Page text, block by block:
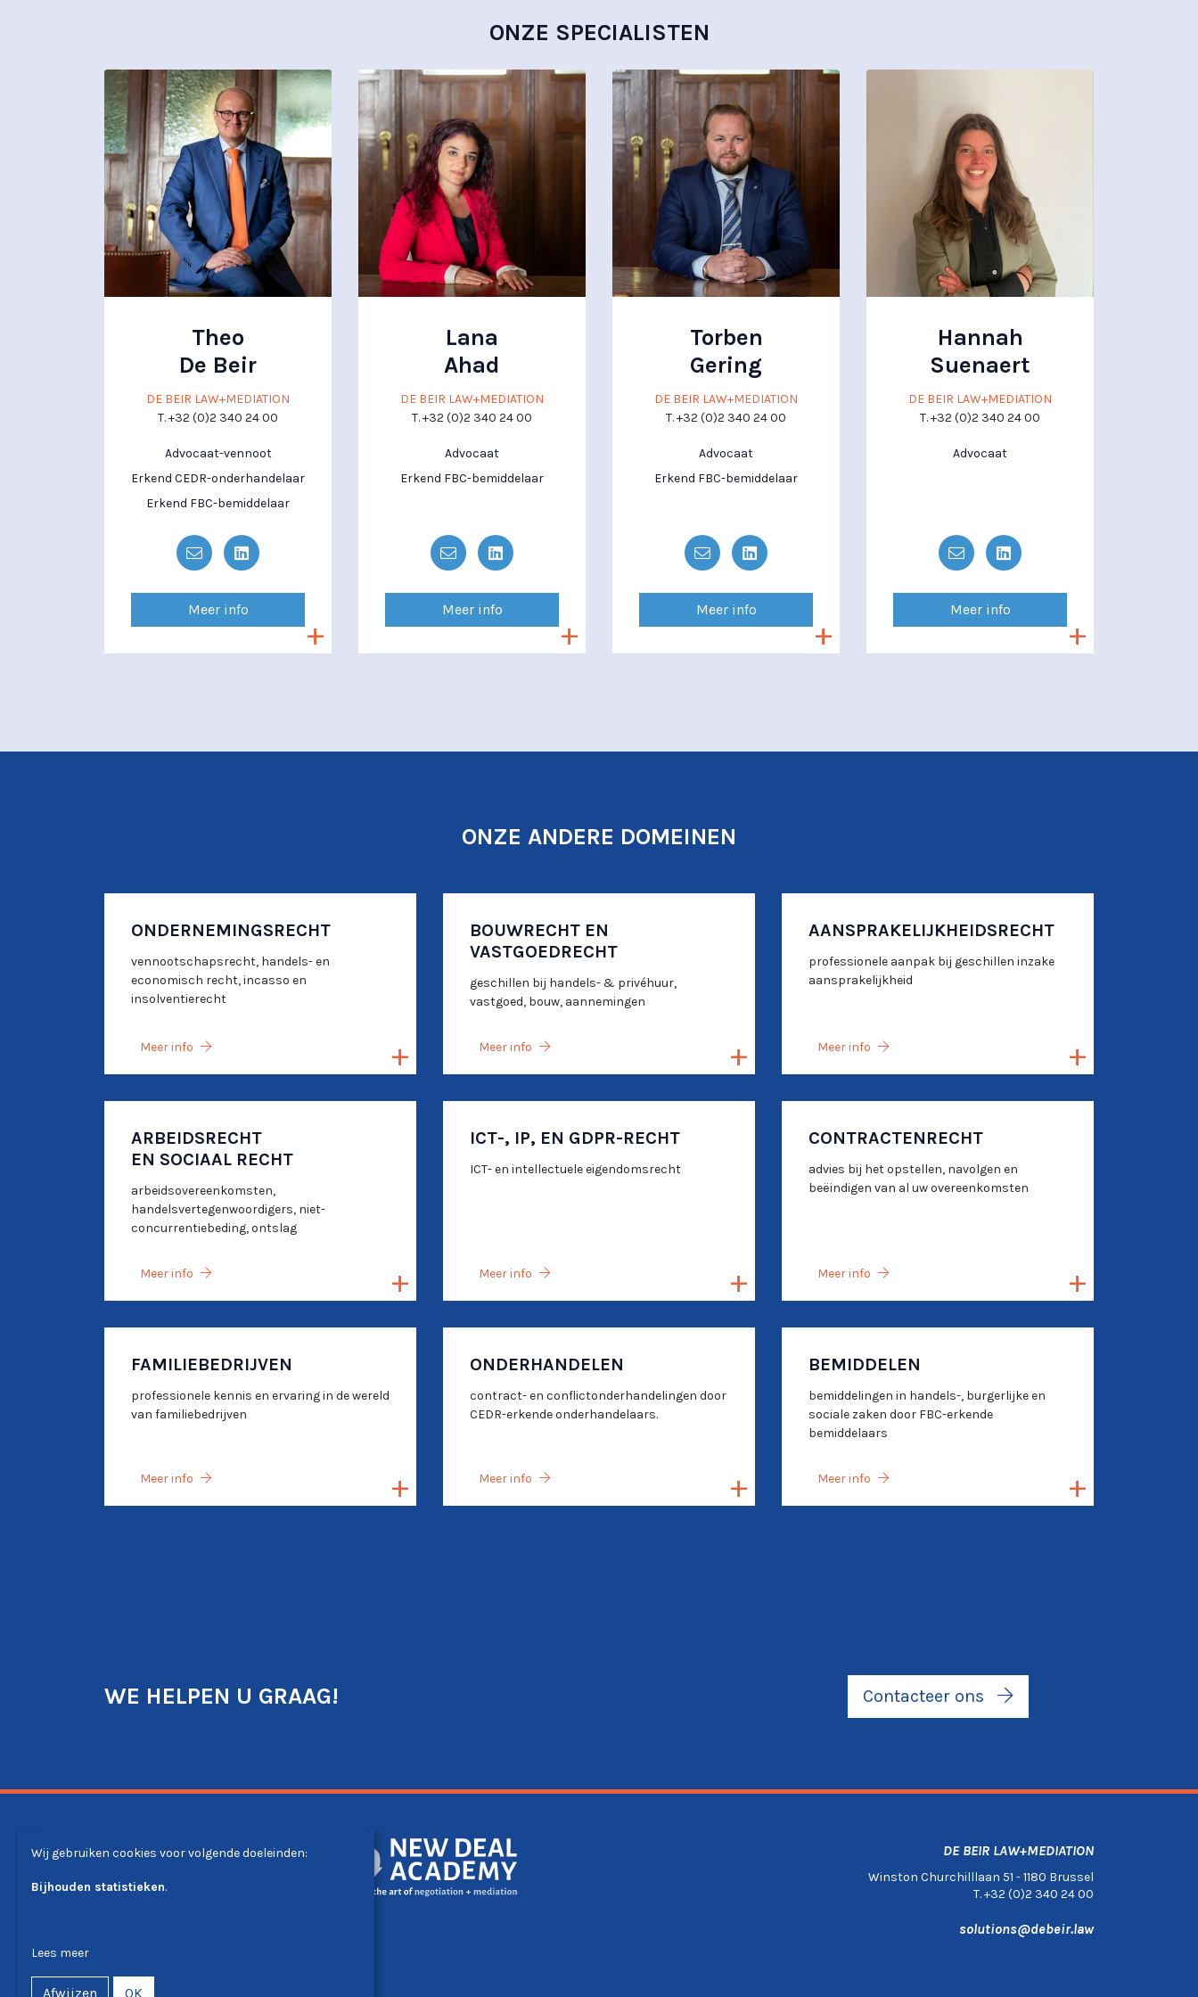
ONZE SPECIALISTEN
Theo
De Beir
DE BEIR LAW+MEDIATION
T. +32 (0)2 340 24 00
Advocaat-vennoot
Erkend CEDR-onderhandelaar
Erkend FBC-bemiddelaar
Meer info
Lana
Ahad
DE BEIR LAW+MEDIATION
T. +32 (0)2 340 24 00
Advocaat
Erkend FBC-bemiddelaar
Meer info
Torben
Gering
DE BEIR LAW+MEDIATION
T. +32 (0)2 340 24 00
Advocaat
Erkend FBC-bemiddelaar
Meer info
Hannah
Suenaert
DE BEIR LAW+MEDIATION
T. +32 (0)2 340 24 00
Advocaat
Meer info
ONZE ANDERE DOMEINEN
ONDERNEMINGSRECHT
vennootschapsrecht, handels- en
economisch recht, incasso en
insolventierecht
Meer info
BOUWRECHT EN
VASTGOEDRECHT
geschillen bij handels- & privéhuur,
vastgoed, bouw, aannemingen
Meer info
AANSPRAKELIJKHEIDSRECHT
professionele aanpak bij geschillen inzake
aansprakelijkheid
Meer info
ARBEIDSRECHT
EN SOCIAAL RECHT
arbeidsovereenkomsten,
handelsvertegenwoordigers, niet-
concurrentiebeding, ontslag
Meer info
ICT-, IP, EN GDPR-RECHT
ICT- en intellectuele eigendomsrecht
Meer info
CONTRACTENRECHT
advies bij het opstellen, navolgen en
beëindigen van al uw overeenkomsten
Meer info
FAMILIEBEDRIJVEN
professionele kennis en ervaring in de wereld
van familiebedrijven
Meer info
ONDERHANDELEN
contract- en conflictonderhandelingen door
CEDR-erkende onderhandelaars.
Meer info
BEMIDDELEN
bemiddelingen in handels-, burgerlijke en
sociale zaken door FBC-erkende
bemiddelaars
Meer info
WE HELPEN U GRAAG! Contacteer ons
DE BEIR LAW+MEDIATION
Winston Churchilllaan 51 - 1180 Brussel
T. +32 (0)2 340 24 00
solutions@debeir.law
Wij gebruiken cookies voor volgende doeleinden:
Bijhouden statistieken.
Lees meer
Afwijzen OK